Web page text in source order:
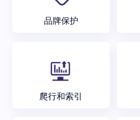
品牌保护
爬行和索引